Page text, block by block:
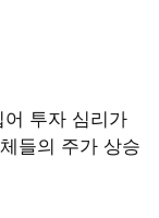
투자 심리가
들의 주가 상승